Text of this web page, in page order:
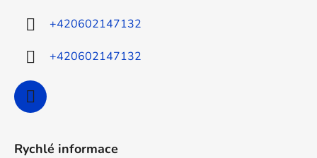
+420602147132
+420602147132
Rychlé informace